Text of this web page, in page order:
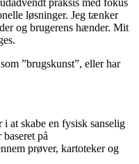
løsninger. Jeg tænker
og brugerens hænder. Mit
”brugskunst”, eller har
at skabe en fysisk sanselig
på
prøver, kartoteker og